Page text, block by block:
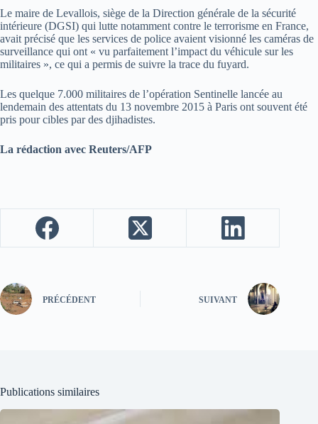
Le maire de Levallois, siège de la Direction générale de la sécurité
intérieure (DGSI) qui lutte notamment contre le terrorisme en France,
avait précisé que les services de police avaient visionné les caméras de
surveillance qui ont « vu parfaitement l’impact du véhicule sur les
militaires », ce qui a permis de suivre la trace du fuyard.
Les quelque 7.000 militaires de l’opération Sentinelle lancée au
lendemain des attentats du 13 novembre 2015 à Paris ont souvent été
pris pour cibles par des djihadistes.
La rédaction avec Reuters/AFP
PRÉCÉDENT SUIVANT
Publications similaires